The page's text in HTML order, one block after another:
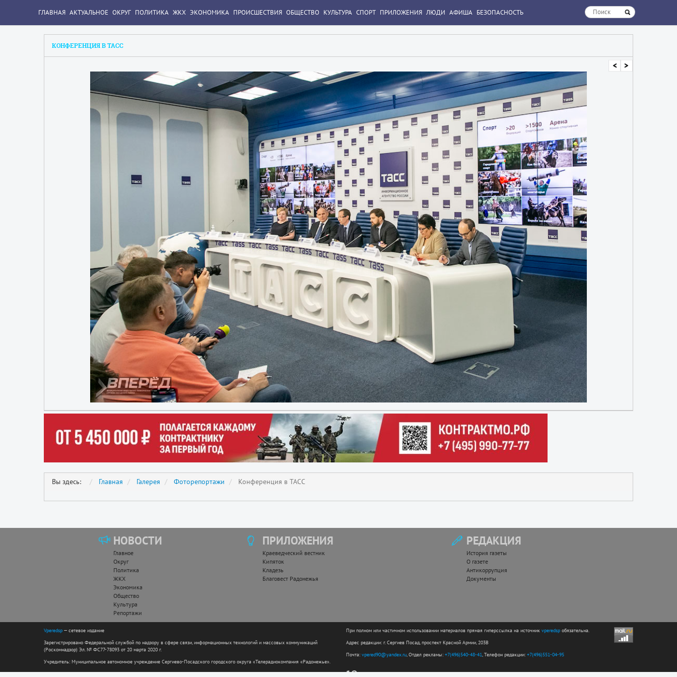
ГЛАВНАЯ АКТУАЛЬНОЕ ОКРУГ ПОЛИТИКА ЖКХ ЭКОНОМИКА ПРОИСШЕСТВИЯ ОБЩЕСТВО КУЛЬТУРА СПОРТ ПРИЛОЖЕНИЯ ЛЮДИ АФИША БЕЗОПАСНОСТЬ
КОНФЕРЕНЦИЯ В ТАСС
Вы здесь: Главная Галерея Фоторепортажи Конференция в ТАСС
НОВОСТИ
Главное
Округ
Политика
ЖКХ
Экономика
Общество
Культура
Репортажи
ПРИЛОЖЕНИЯ
Краеведческий вестник
Кипяток
Кладезь
Благовест Радонежья
РЕДАКЦИЯ
История газеты
О газете
Антикоррупция
Документы
Vperedsp — сетевое издание
Зарегистрировано Федеральной службой по надзору в сфере связи, информационных технологий и массовых коммуникаций
(Роскомнадзор) Эл. № ФС77-78093 от 20 марта 2020 г.
Учредитель: Муниципальное автономное учреждение Сергиево-Посадского городского округа «Телерадиокомпания «Радонежье».
Директор: Андреева Н.Н. Гл. редактор: Николаева Е.С.
При полном или частичном использовании материалов прямая гиперссылка на источник vperedsp обязательна.
Адрес редакции: г. Сергиев Посад, проспект Красной Армии, 203В
Почта: vpered90@yandex.ru, Отдел рекламы: +7(496)540-48-41, Телефон редакции: +7(496)551-04-95